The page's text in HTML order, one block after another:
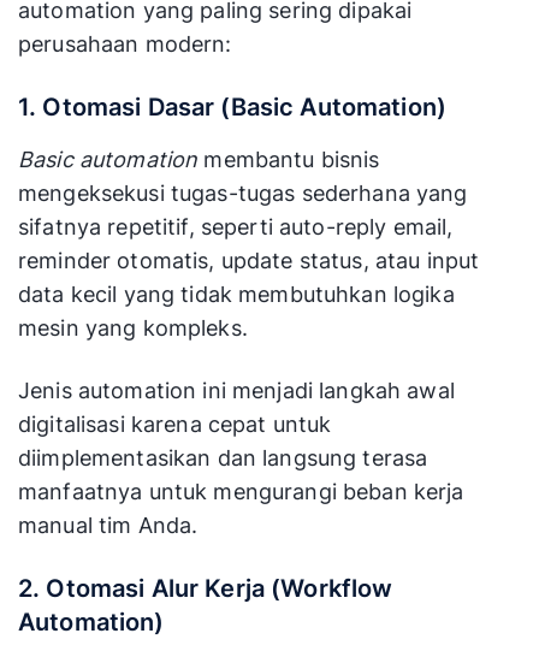
automation yang paling sering dipakai
perusahaan modern:
1. Otomasi Dasar (Basic Automation)
Basic automation membantu bisnis
mengeksekusi tugas-tugas sederhana yang
sifatnya repetitif, seperti auto-reply email,
reminder otomatis, update status, atau input
data kecil yang tidak membutuhkan logika
mesin yang kompleks.
Jenis automation ini menjadi langkah awal
digitalisasi karena cepat untuk
diimplementasikan dan langsung terasa
manfaatnya untuk mengurangi beban kerja
manual tim Anda.
2. Otomasi Alur Kerja (Workflow
Automation)